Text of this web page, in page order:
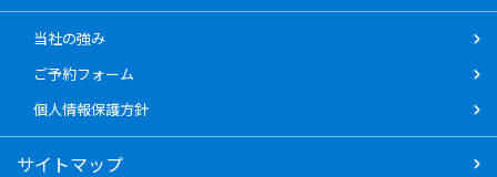
当社の強み
ご予約フォーム
個人情報保護方針
サイトマップ